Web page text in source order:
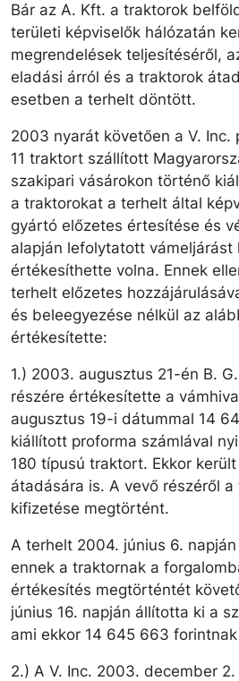
Bár az A. Kft. a traktorok
területi képviselők hálózatán
megrendelések teljesítéséről,
eladási árról és a traktorok
esetben a terhelt döntött.
2003 nyarát követően a V. Inc.
11 traktort szállított
szakipari vásárokon történő
a traktorokat a terhelt által
gyártó előzetes értesítése és
alapján lefolytatott vámeljárást
értékesíthette volna. Ennek
terhelt előzetes
és beleegyezése nélkül az
értékesítette:
1.) 2003. augusztus 21-én B.
részére értékesítette a
augusztus 19-i dátummal 14
kiállított proforma számlával
180 típusú traktort. Ekkor
átadására is. A vevő részéről
kifizetése megtörtént.
A terhelt 2004. június 6.
ennek a traktornak a
értékesítés megtörténtét
június 16. napján állította ki a
ami ekkor 14 645 663
2.) A V. Inc. 2003. december